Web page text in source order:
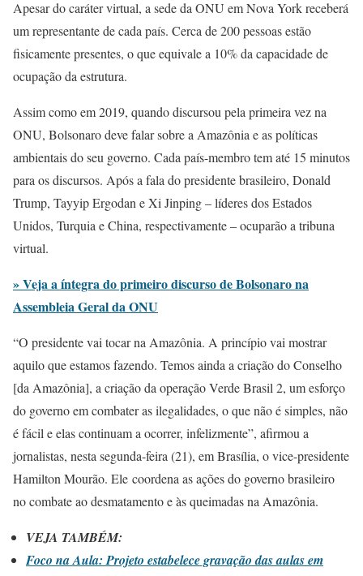
Apesar do caráter virtual, a sede da ONU em Nova York receberá
um representante de cada país. Cerca de 200 pessoas estão
fisicamente presentes, o que equivale a 10% da capacidade de
ocupação da estrutura.
Assim como em 2019, quando discursou pela primeira vez na
ONU, Bolsonaro deve falar sobre a Amazônia e as políticas
ambientais do seu governo. Cada país-membro tem até 15 minutos
para os discursos. Após a fala do presidente brasileiro, Donald
Trump, Tayyip Ergodan e Xi Jinping – líderes dos Estados
Unidos, Turquia e China, respectivamente – ocuparão a tribuna
virtual.
» Veja a íntegra do primeiro discurso de Bolsonaro na
Assembleia Geral da ONU
“O presidente vai tocar na Amazônia. A princípio vai mostrar
aquilo que estamos fazendo. Temos ainda a criação do Conselho
[da Amazônia], a criação da operação Verde Brasil 2, um esforço
do governo em combater as ilegalidades, o que não é simples, não
é fácil e elas continuam a ocorrer, infelizmente”, afirmou a
jornalistas, nesta segunda-feira (21), em Brasília, o vice-presidente
Hamilton Mourão. Ele coordena as ações do governo brasileiro
no combate ao desmatamento e às queimadas na Amazônia.
VEJA TAMBÉM:
Foco na Aula: Projeto estabelece gravação das aulas em